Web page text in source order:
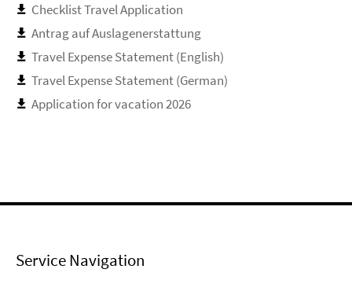
Checklist Travel Application
Antrag auf Auslagenerstattung
Travel Expense Statement (English)
Travel Expense Statement (German)
Application for vacation 2026
Service Navigation